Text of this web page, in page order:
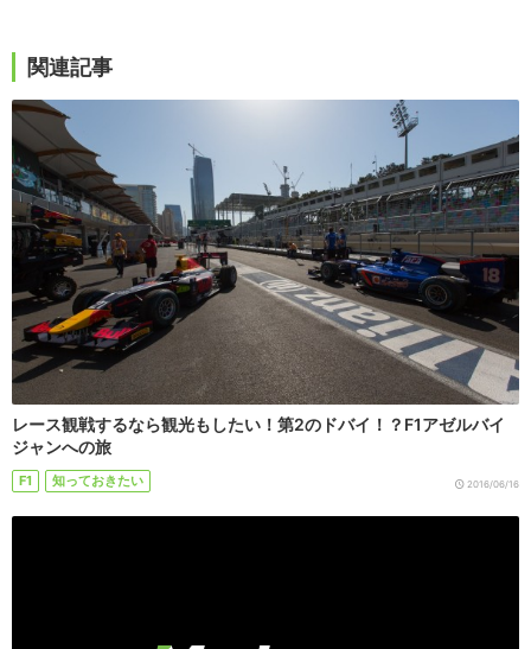
関連記事
レース観戦するなら観光もしたい！第2のドバイ！？F1アゼルバイ
ジャンへの旅
F1 知っておきたい 2016/06/16